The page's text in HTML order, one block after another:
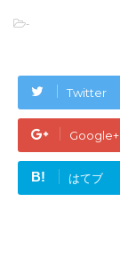
-
Twitter
Google+
B! はてブ